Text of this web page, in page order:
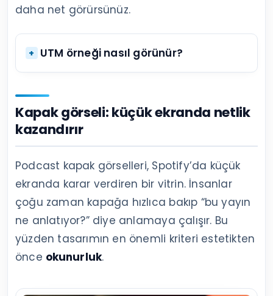
daha net görürsünüz.
UTM örneği nasıl görünür?
Kapak görseli: küçük ekranda netlik
kazandırır
Podcast kapak görselleri, Spotify’da küçük
ekranda karar verdiren bir vitrin. İnsanlar
çoğu zaman kapağa hızlıca bakıp “bu yayın
ne anlatıyor?” diye anlamaya çalışır. Bu
yüzden tasarımın en önemli kriteri estetikten
önce okunurluk.